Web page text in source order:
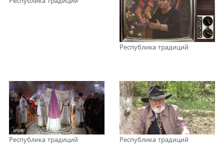
Республика традиций
Республика традиций Республика традиций